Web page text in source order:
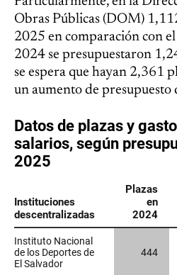
Obras Públicas (DOM)
2025 en comparación con
2024 se presupuestaron
se espera que hayan 2,361
un aumento de